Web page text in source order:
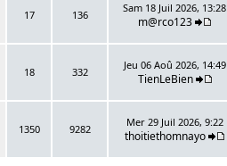
17 136
Sam 18 Juil 2026, 13:28
m@rco123
18 332
Jeu 06 Aoû 2026, 14:49
TienLeBien
1350 9282
Mer 29 Juil 2026, 9:22
thoitiethomnayo